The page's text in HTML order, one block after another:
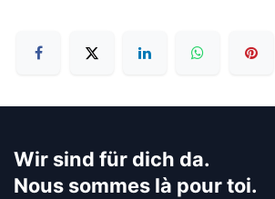
Wir sind für dich da.
Nous sommes là pour toi.